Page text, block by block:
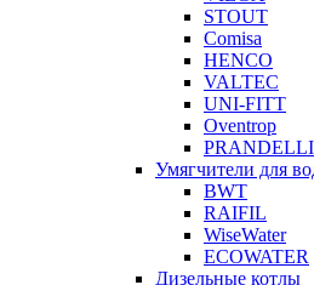
STOUT
Comisa
HENCO
VALTEC
UNI-FITT
Oventrop
PRANDELLI
Умягчители для
BWT
RAIFIL
WiseWater
ECOWATER
Дизельные котлы